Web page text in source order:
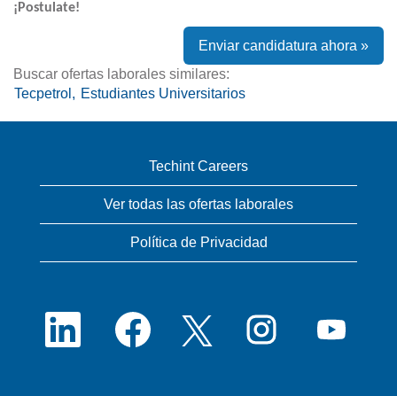
¡Postulate!
Enviar candidatura ahora »
Buscar ofertas laborales similares:
Tecpetrol, Estudiantes Universitarios
Techint Careers
Ver todas las ofertas laborales
Política de Privacidad
S
a
S
e
a
S
e
a
e
a